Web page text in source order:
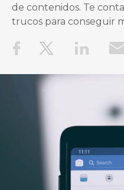
de contenidos. Te
trucos para conseguir